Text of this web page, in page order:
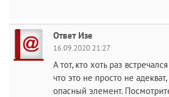
Ответ Изе
16.09.2020 21:27
А тот, кто хоть раз
что это не просто не
опасный элемент.